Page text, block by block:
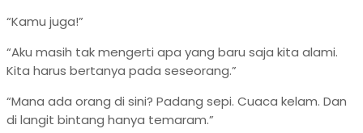
“Kamu juga!”
“Aku masih tak mengerti apa yang baru saja kita alami.
Kita harus bertanya pada seseorang.”
“Mana ada orang di sini? Padang sepi. Cuaca kelam. Dan
di langit bintang hanya temaram.”